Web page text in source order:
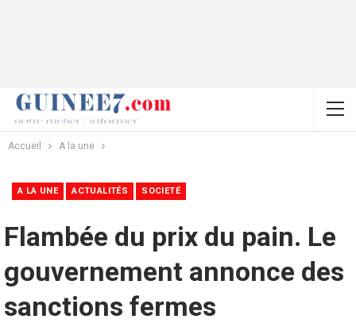
Accueil A la une
A LA UNE ACTUALITÉS SOCIETÉ
Flambée du prix du pain. Le
gouvernement annonce des
sanctions fermes